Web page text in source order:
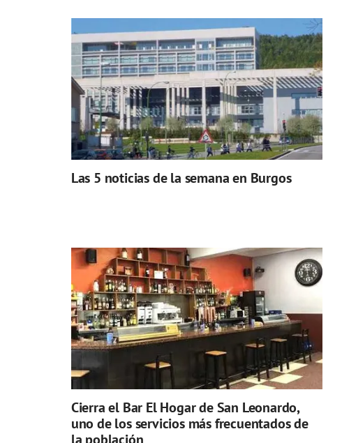
Las 5 noticias de la semana en Burgos
Cierra el Bar El Hogar de San Leonardo,
uno de los servicios más frecuentados de
la población